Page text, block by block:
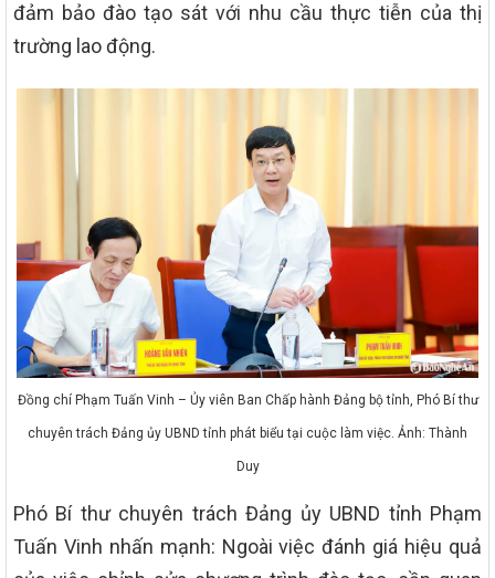
đảm bảo đào tạo sát với nhu cầu thực tiễn của thị
trường lao động.
Đồng chí Phạm Tuấn Vinh – Ủy viên Ban Chấp hành Đảng bộ tỉnh, Phó Bí thư
chuyên trách Đảng ủy UBND tỉnh phát biểu tại cuộc làm việc. Ảnh: Thành
Duy
Phó Bí thư chuyên trách Đảng ủy UBND tỉnh Phạm
Tuấn Vinh nhấn mạnh: Ngoài việc đánh giá hiệu quả